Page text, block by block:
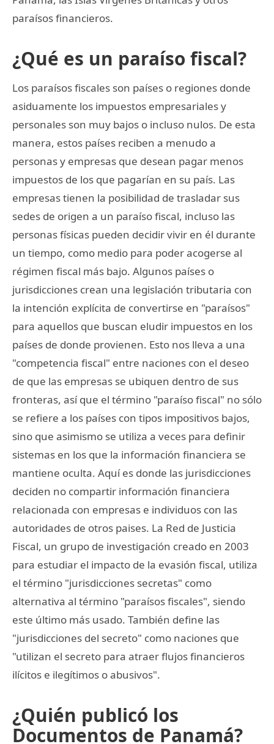
paraísos financieros.
¿Qué es un paraíso fiscal?
Los paraísos fiscales son países o regiones donde
asiduamente los impuestos empresariales y
personales son muy bajos o incluso nulos. De esta
manera, estos países reciben a menudo a
personas y empresas que desean pagar menos
impuestos de los que pagarían en su país. Las
empresas tienen la posibilidad de trasladar sus
sedes de origen a un paraíso fiscal, incluso las
personas físicas pueden decidir vivir en él durante
un tiempo, como medio para poder acogerse al
régimen fiscal más bajo. Algunos países o
jurisdicciones crean una legislación tributaria con
la intención explícita de convertirse en "paraísos"
para aquellos que buscan eludir impuestos en los
países de donde provienen. Esto nos lleva a una
"competencia fiscal" entre naciones con el deseo
de que las empresas se ubiquen dentro de sus
fronteras, así que el término "paraíso fiscal" no sólo
se refiere a los países con tipos impositivos bajos,
sino que asimismo se utiliza a veces para definir
sistemas en los que la información financiera se
mantiene oculta. Aquí es donde las jurisdicciones
deciden no compartir información financiera
relacionada con empresas e individuos con las
autoridades de otros paises. La Red de Justicia
Fiscal, un grupo de investigación creado en 2003
para estudiar el impacto de la evasión fiscal, utiliza
el término "jurisdicciones secretas" como
alternativa al término "paraísos fiscales", siendo
este último más usado. También define las
"jurisdicciones del secreto" como naciones que
"utilizan el secreto para atraer flujos financieros
ilícitos e ilegítimos o abusivos".
¿Quién publicó los
Documentos de Panamá?